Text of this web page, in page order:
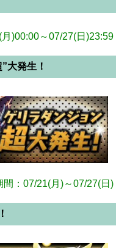
)00:00～07/27(日)23:59
大発生！
間：07/21(月)～07/27(日)